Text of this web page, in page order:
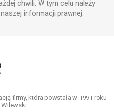
chwili. W tym celu należy
informacji prawnej.
firmy, która powstała w 1991 roku
Wilewski.